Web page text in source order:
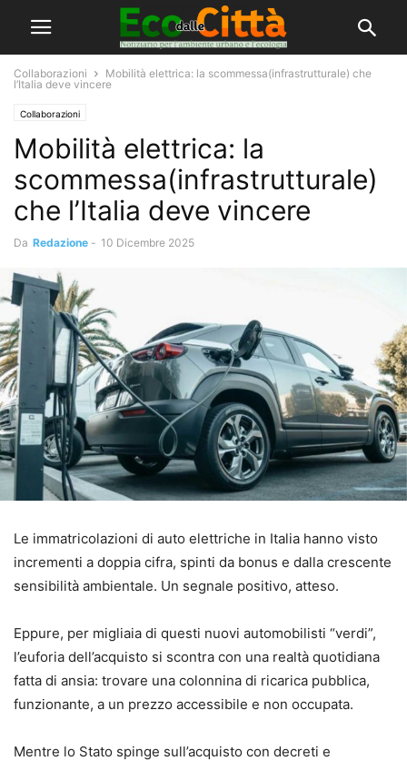
Collaborazioni
Mobilità elettrica: la scommessa(infrastrutturale) che
l’Italia deve vincere
Collaborazioni
Mobilità elettrica: la
scommessa(infrastrutturale)
che l’Italia deve vincere
Da Redazione - 10 Dicembre 2025
Le immatricolazioni di auto elettriche in Italia hanno visto
incrementi a doppia cifra, spinti da bonus e dalla crescente
sensibilità ambientale. Un segnale positivo, atteso.
Eppure, per migliaia di questi nuovi automobilisti “verdi”,
l’euforia dell’acquisto si scontra con una realtà quotidiana
fatta di ansia: trovare una colonnina di ricarica pubblica,
funzionante, a un prezzo accessibile e non occupata.
Mentre lo Stato spinge sull’acquisto con decreti e